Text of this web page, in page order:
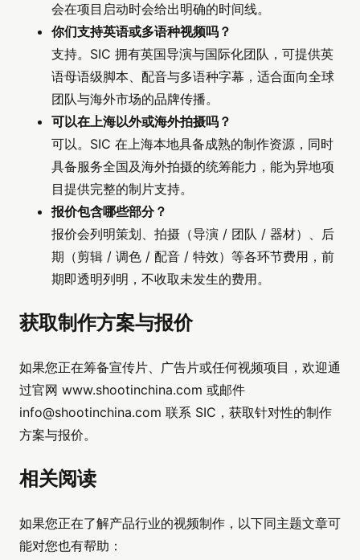
会在项目启动时会给出明确的时间线。
你们支持英语或多语种视频吗？
支持。SIC 拥有英国导演与国际化团队，可提供英
语母语级脚本、配音与多语种字幕，适合面向全球
团队与海外市场的品牌传播。
可以在上海以外或海外拍摄吗？
可以。SIC 在上海本地具备成熟的制作资源，同时
具备服务全国及海外拍摄的统筹能力，能为异地项
目提供完整的制片支持。
报价包含哪些部分？
报价会列明策划、拍摄（导演 / 团队 / 器材）、后
期（剪辑 / 调色 / 配音 / 特效）等各环节费用，前
期即透明列明，不收取未发生的费用。
获取制作方案与报价
如果您正在筹备宣传片、广告片或任何视频项目，欢迎通
过官网 www.shootinchina.com 或邮件
info@shootinchina.com 联系 SIC，获取针对性的制作
方案与报价。
相关阅读
如果您正在了解产品行业的视频制作，以下同主题文章可
能对您也有帮助：